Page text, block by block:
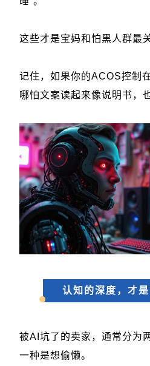
这些才是宝妈和怕黑人群最
记住，如果你的ACOS控制
哪怕文案读起来像说明书，
认知的深度，才
被AI坑了的卖家，通常分为
一种是想偷懒。